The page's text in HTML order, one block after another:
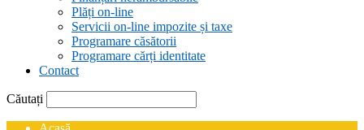
Plăți on-line
Servicii on-line impozite și taxe
Programare căsătorii
Programare cărți identitate
Contact
Căutați